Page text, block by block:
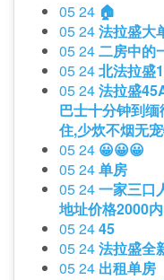
05 24 🏠
05 24法拉盛大
05 24二房中的
05 24北法拉盛
05 24法拉盛
巴士十分钟到
住,少炊不烟无
05 24 😀😀😀
05 24单房
05 24一家三口
地址价格2000
05 2445
05 24法拉盛全
05 24 出租单房